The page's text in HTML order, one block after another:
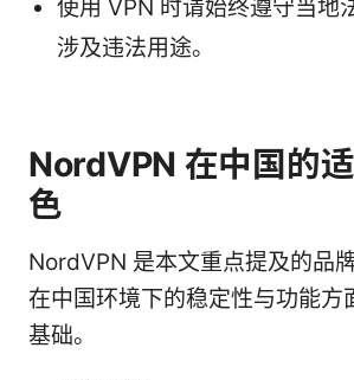
使用 VPN 时请始终遵守当地
涉及违法用途。
NordVPN 在中国的
色
NordVPN 是本文重点提及的品
在中国环境下的稳定性与功能方
基础。